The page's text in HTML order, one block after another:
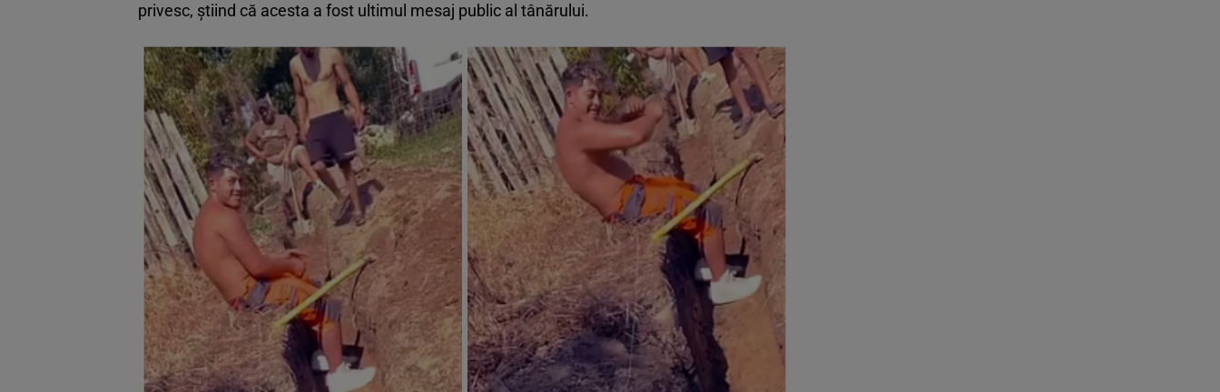
privesc, știind că acesta a fost ultimul mesaj public al tânărului.